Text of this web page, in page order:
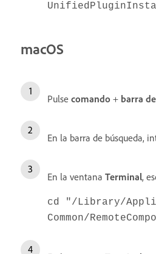
macOS
Pulse comando + barra
En la barra de búsqueda,
En la ventana Terminal,
cd "/Library/
Common/